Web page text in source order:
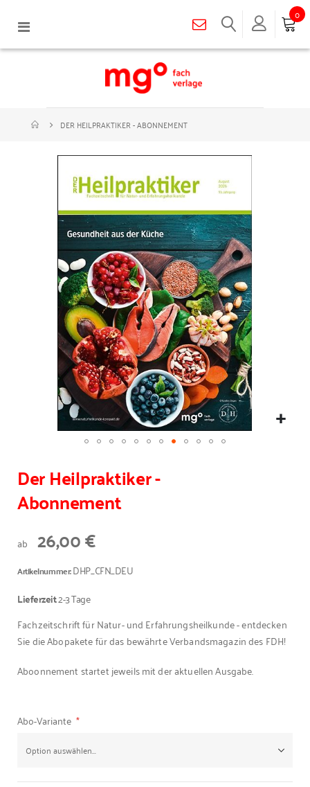
Navigation
0
DER HEILPRAKTIKER - ABONNEMENT
Der Heilpraktiker -
Abonnement
ab 26,00 €
Artikelnummer DHP_CFN_DEU
Lieferzeit2-3 Tage
Fachzeitschrift für Natur- und Erfahrungsheilkunde - entdecken
Sie die Abopakete für das bewährte Verbandsmagazin des FDH!
Aboonnement startet jeweils mit der aktuellen Ausgabe.
Abo-Variante